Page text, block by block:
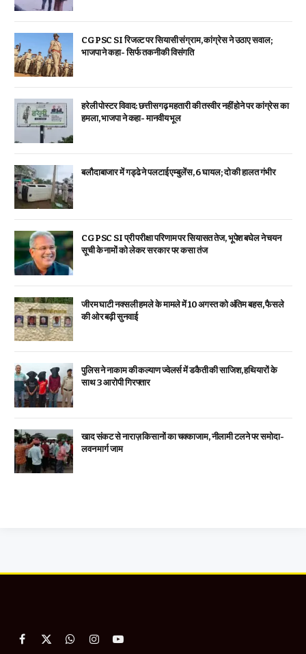
CGPSC SI रिजल्ट पर सियासी संग्राम, कांग्रेस ने उठाए सवाल;
भाजपा ने कहा- सिर्फ तकनीकी विसंगति
हरेली पोस्टर विवाद: छत्तीसगढ़ महतारी की तस्वीर नहीं होने पर कांग्रेस का
हमला, भाजपा ने कहा- मानवीय भूल
बलौदाबाजार में गड्ढे ने पलटाई एम्बुलेंस, 6 घायल; दो की हालत गंभीर
CGPSC SI प्री परीक्षा परिणाम पर सियासत तेज, भूपेश बघेल ने चयन
सूची के नामों को लेकर सरकार पर कसा तंज
जीरम घाटी नक्सली हमले के मामले में 10 अगस्त को अंतिम बहस, फैसले
की ओर बढ़ी सुनवाई
पुलिस ने नाकाम की कल्याण ज्वेलर्स में डकैती की साजिश, हथियारों के
साथ 3 आरोपी गिरफ्तार
खाद संकट से नाराज़ किसानों का चक्काजाम, नीलामी टलने पर समोदा-
लवन मार्ग जाम
Facebook
X
WhatsApp
InstagramYouTube